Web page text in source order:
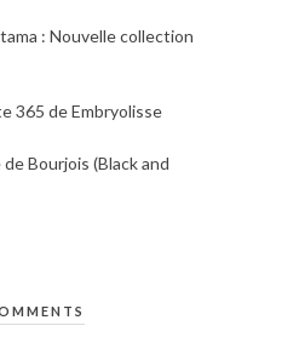
: Nouvelle collection
365 de Embryolisse
Bourjois (Black and